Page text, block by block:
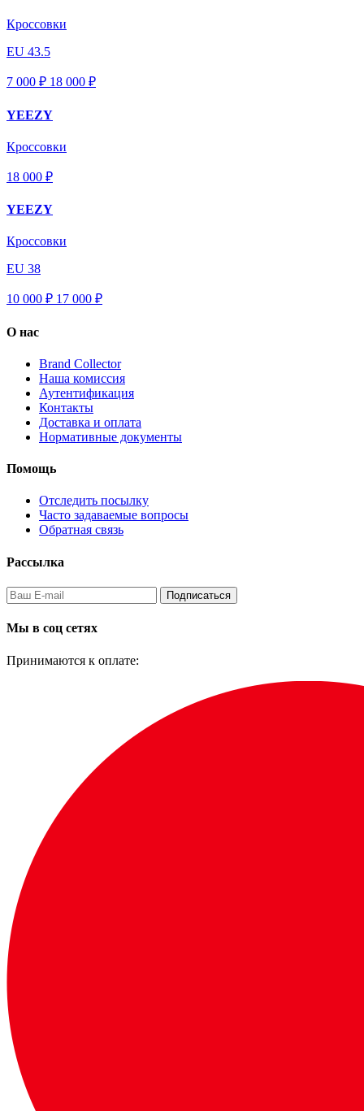
Кроссовки
EU 43.5
7 000 ₽ 18 000 ₽
YEEZY
Кроссовки
18 000 ₽
YEEZY
Кроссовки
EU 38
10 000 ₽ 17 000 ₽
О нас
Brand Collector
Наша комиссия
Аутентификация
Контакты
Доставка и оплата
Нормативные документы
Помощь
Отследить посылку
Часто задаваемые вопросы
Обратная связь
Рассылка
Подписаться
Мы в соц сетях
Принимаются к оплате: